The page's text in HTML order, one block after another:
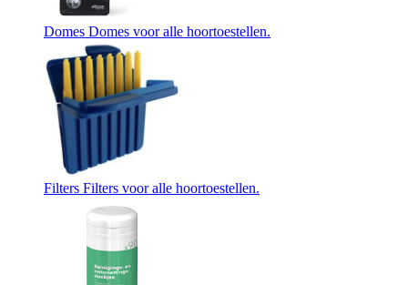
Domes Domes voor alle hoortoestellen.
Filters Filters voor alle hoortoestellen.